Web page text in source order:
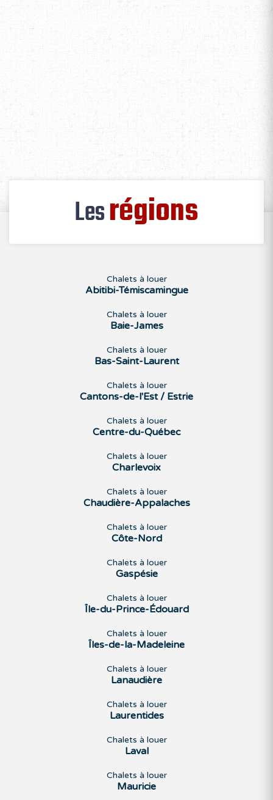
Lesrégions
Chalets à louer
Abitibi-Témiscamingue
Chalets à louer
Baie-James
Chalets à louer
Bas-Saint-Laurent
Chalets à louer
Cantons-de-l'Est / Estrie
Chalets à louer
Centre-du-Québec
Chalets à louer
Charlevoix
Chalets à louer
Chaudière-Appalaches
Chalets à louer
Côte-Nord
Chalets à louer
Gaspésie
Chalets à louer
Île-du-Prince-Édouard
Chalets à louer
Îles-de-la-Madeleine
Chalets à louer
Lanaudière
Chalets à louer
Laurentides
Chalets à louer
Laval
Chalets à louer
Mauricie